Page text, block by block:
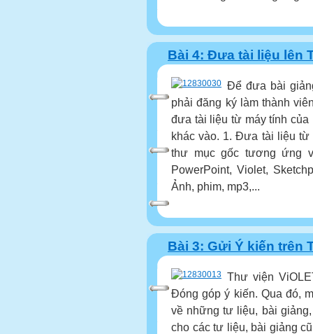
Bài 4: Đưa tài liệu lên
Để đưa bài
phải đăng ký làm thành
đưa tài liệu từ máy tính
khác vào. 1. Đưa tài liệu
thư mục gốc tương ứng
PowerPoint, Violet,
Ảnh, phim, mp3,...
Bài 3: Gửi Ý kiến trên
Thư viện
Đóng góp ý kiến. Qua đó,
về những tư liệu, bài
cho các tư liệu, bài giảng